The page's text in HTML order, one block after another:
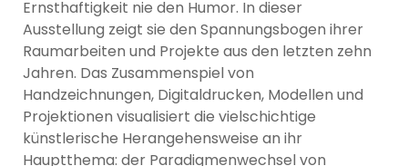
Ernsthaftigkeit nie den Humor. In dieser
Ausstellung zeigt sie den Spannungsbogen ihrer
Raumarbeiten und Projekte aus den letzten zehn
Jahren. Das Zusammenspiel von
Handzeichnungen, Digitaldrucken, Modellen und
Projektionen visualisiert die vielschichtige
künstlerische Herangehensweise an ihr
Hauptthema: der Paradigmenwechsel von